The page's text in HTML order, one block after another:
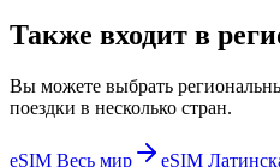
Также входит в
Вы можете выбрать
поездки в несколько стран.
eSIM Весь мир eSIM